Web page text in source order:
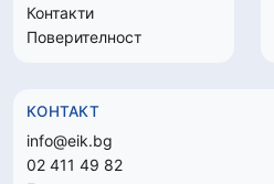
Контакти
Поверителност
КОНТАКТ
info@eik.bg
02 411 49 82